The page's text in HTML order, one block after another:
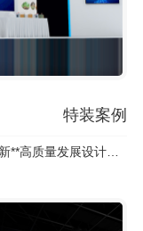
特装案例